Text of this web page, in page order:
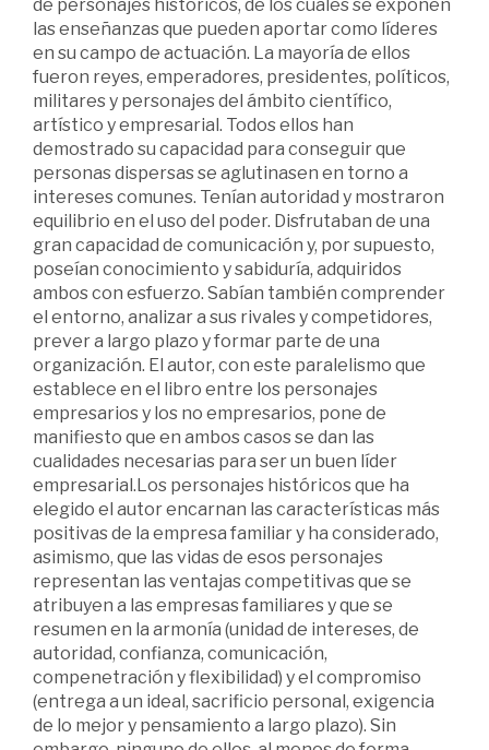
de personajes históricos, de los cuales se exponen
las enseñanzas que pueden aportar como líderes
en su campo de actuación. La mayoría de ellos
fueron reyes, emperadores, presidentes, políticos,
militares y personajes del ámbito científico,
artístico y empresarial. Todos ellos han
demostrado su capacidad para conseguir que
personas dispersas se aglutinasen en torno a
intereses comunes. Tenían autoridad y mostraron
equilibrio en el uso del poder. Disfrutaban de una
gran capacidad de comunicación y, por supuesto,
poseían conocimiento y sabiduría, adquiridos
ambos con esfuerzo. Sabían también comprender
el entorno, analizar a sus rivales y competidores,
prever a largo plazo y formar parte de una
organización. El autor, con este paralelismo que
establece en el libro entre los personajes
empresarios y los no empresarios, pone de
manifiesto que en ambos casos se dan las
cualidades necesarias para ser un buen líder
empresarial.Los personajes históricos que ha
elegido el autor encarnan las características más
positivas de la empresa familiar y ha considerado,
asimismo, que las vidas de esos personajes
representan las ventajas competitivas que se
atribuyen a las empresas familiares y que se
resumen en la armonía (unidad de intereses, de
autoridad, confianza, comunicación,
compenetración y flexibilidad) y el compromiso
(entrega a un ideal, sacrificio personal, exigencia
de lo mejor y pensamiento a largo plazo). Sin